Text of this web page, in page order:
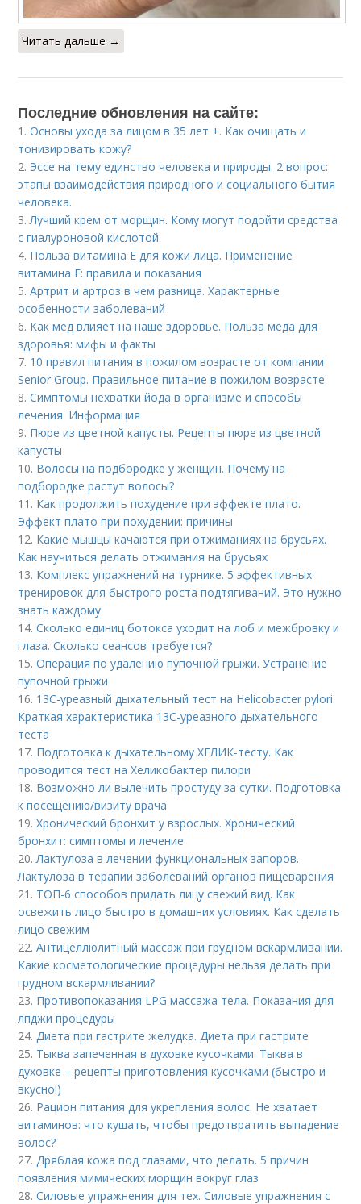
Читать дальше →
Последние обновления на сайте:
1.Основы ухода за лицом в 35 лет +. Как очищать и
тонизировать кожу?
2. Эссе на тему единство человека и природы. 2 вопрос:
этапы взаимодействия природного и социального бытия
человека.
3.Лучший крем от морщин. Кому могут подойти средства
с гиалуроновой кислотой
4. Польза витамина Е для кожи лица. Применение
витамина E: правила и показания
5.Артрит и артроз в чем разница. Характерные
особенности заболеваний
6. Как мед влияет на наше здоровье. Польза меда для
здоровья: мифы и факты
7. 10 правил питания в пожилом возрасте от компании
Senior Group. Правильное питание в пожилом возрасте
8.Симптомы нехватки йода в организме и способы
лечения. Информация
9. Пюре из цветной капусты. Рецепты пюре из цветной
капусты
10. Волосы на подбородке у женщин. Почему на
подбородке растут волосы?
11. Как продолжить похудение при эффекте плато.
Эффект плато при похудении: причины
12. Какие мышцы качаются при отжиманиях на брусьях.
Как научиться делать отжимания на брусьях
13. Комплекс упражнений на турнике. 5 эффективных
тренировок для быстрого роста подтягиваний. Это нужно
знать каждому
14.Сколько единиц ботокса уходит на лоб и межбровку и
глаза. Сколько сеансов требуется?
15.Операция по удалению пупочной грыжи. Устранение
пупочной грыжи
16. 13С-уреазный дыхательный тест на Helicobacter pylori.
Краткая характеристика 13С-уреазного дыхательного
теста
17. Подготовка к дыхательному ХЕЛИК-тесту. Как
проводится тест на Хеликобактер пилори
18. Возможно ли вылечить простуду за сутки. Подготовка
к посещению/визиту врача
19.Хронический бронхит у взрослых. Хронический
бронхит: симптомы и лечение
20.Лактулоза в лечении функциональных запоров.
Лактулоза в терапии заболеваний органов пищеварения
21. ТОП-6 способов придать лицу свежий вид. Как
освежить лицо быстро в домашних условиях. Как сделать
лицо свежим
22.Антицеллюлитный массаж при грудном вскармливании.
Какие косметологические процедуры нельзя делать при
грудном вскармливании?
23. Противопоказания LPG массажа тела. Показания для
лпджи процедуры
24.Диета при гастрите желудка. Диета при гастрите
25. Тыква запеченная в духовке кусочками. Тыква в
духовке – рецепты приготовления кусочками (быстро и
вкусно!)
26. Рацион питания для укрепления волос. Не хватает
витаминов: что кушать, чтобы предотвратить выпадение
волос?
27.Дряблая кожа под глазами, что делать. 5 причин
появления мимических морщин вокруг глаз
28.Силовые упражнения для тех. Силовые упражнения с